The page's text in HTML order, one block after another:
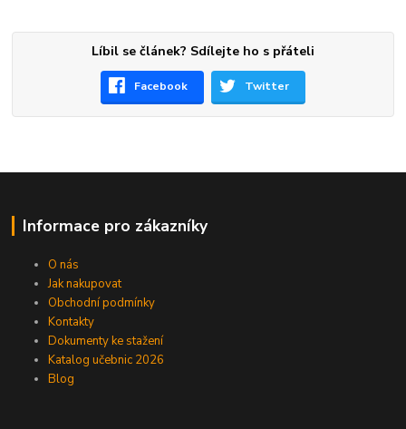
Líbil se článek? Sdílejte ho s přáteli
Facebook Twitter
Informace pro zákazníky
O nás
Jak nakupovat
Obchodní podmínky
Kontakty
Dokumenty ke stažení
Katalog učebnic 2026
Blog